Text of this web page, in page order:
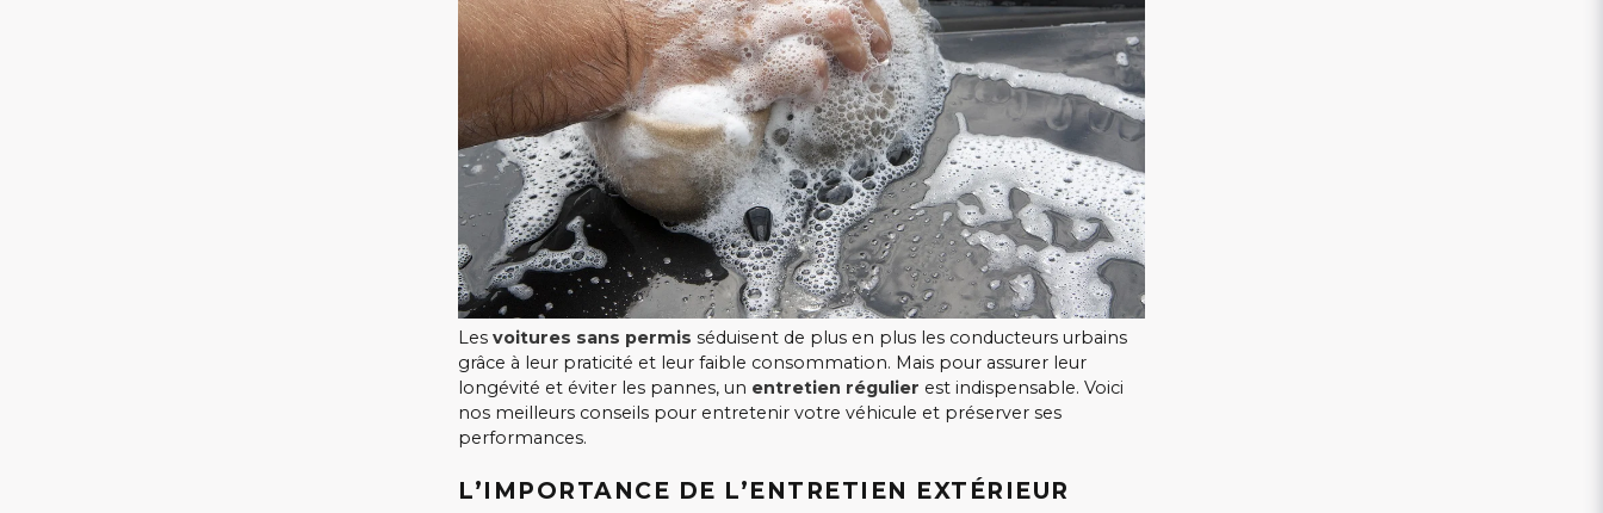
Les voitures sans permis séduisent de plus en plus les conducteurs urbains
grâce à leur praticité et leur faible consommation. Mais pour assurer leur
longévité et éviter les pannes, un entretien régulier est indispensable. Voici
nos meilleurs conseils pour entretenir votre véhicule et préserver ses
performances.
L’IMPORTANCE DE L’ENTRETIEN EXTÉRIEUR